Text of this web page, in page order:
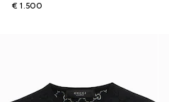
€ 1.500